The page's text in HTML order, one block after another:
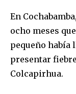
En
ocho meses
pequeño había
presentar
Colcapirhua.